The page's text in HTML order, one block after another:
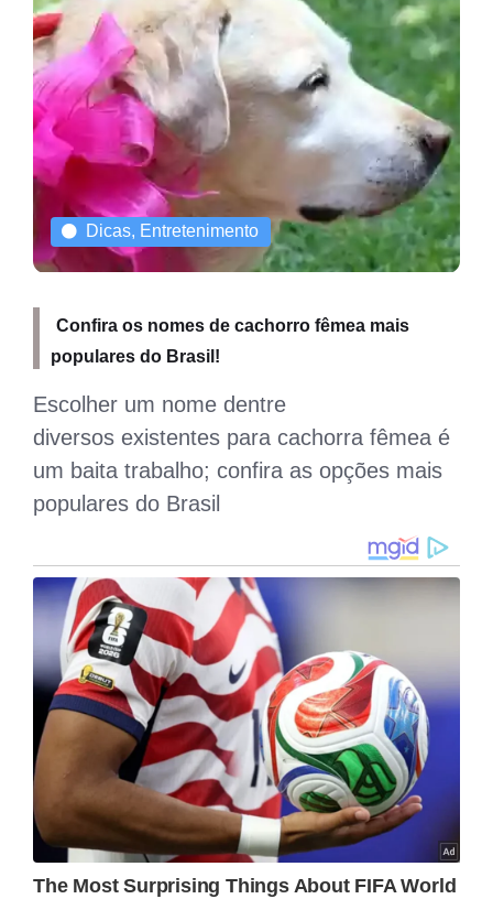
Curiosidades
São Bernardo cachorro: confira informações
sobre a raça
Muito companheiro e gentil, a raça São
Bernardo é conhecida pelo tamanho
gigante, temperamento calmo e paciência
notória